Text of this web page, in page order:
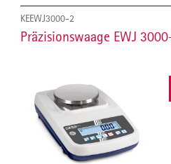
KEEWJ3000-2
Präzisionswaage EWJ